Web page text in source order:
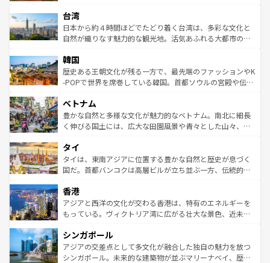
ならではの贅沢な旅のスタイルだ。 なお、新着のアメリカ
情報はコンテンツ一覧を参照してほしい。
れるおもてなしの心で訪れる人々を迎えてくれるハワイの
人々、おいしいローカルフードやハワイアンミュージッ
ク、伝統的なフラダンスなど、すべてがハワイの魅力を彩
ワイを、存分に味わってほしい。 なお、新着のハワイ情報
はコンテンツ一覧を参照してほしい。
リアリーフや大陸中央部にそびえるウルル（エアーズロッ
ク）、タスマニアの美しい原生林やケアンズの熱帯雨林な
ど、見どころがたくさん。また、カフェやワイン、オージ
いる。アクティビティも充実しており、サーフィンやダイ
ビング、ハイキングなど、アウトドア好きにはたまらな
い。オーストラリアの多彩な魅力を存分に味わいつくそ
参照してほしい。
台湾
日本から約４時間ほどでたどり着く台湾は、多彩な文化と
自然が織りなす魅力的な観光地。活気あふれる大都市の台
ン）、静ひつな山岳地帯である台湾東部など、都市の喧騒
と山間の静けさが共存しており、訪れる人に新しい発見と
驚きをもたらしてくれる。また、奥深い台湾の食文化も魅
容にもいいと評判のスイーツなど、バラエティ豊かな料理
が味わえる。 なお、新着の台湾情報は コンテンツ一覧を参
照してほしい。
韓国
歴史ある王朝文化が残る一方で、最先端のファッションやK
-POPで世界を席巻している韓国。首都ソウルの宮殿や伝統
き、地方に足を延ばせば四季折々の自然美を楽しむことが
できる。そして、キムチや焼肉、絶品のストリートフード
まで、さまざまな韓国料理が待っている。夜には、韓国な
リティに包まれながら、韓国の多彩な魅力を心ゆくまで味
わってみてほしい。 なお、新着の韓国情報はコンテンツ一
覧を参照してほしい。
ベトナム
豊かな自然と多様な文化が魅力的なベトナム。南北に細長
く伸びる国土には、広大な田園風景や青々とした山々、世
急速な発展と共に伝統が息づく。ハノイの古い町並みやホ
ーチミン市のフランス統治時代の建物も、独特の雰囲気を
醸し出している。また、バラエティの豊かさとおいしさで
とつ。フォーやバインミー、ベトナムコーヒーなどは、ぜ
ひ現地で味わいたい。どの地域を訪れてもあたたかい人々
が旅行者を迎えてくれるので、きっと忘れられない旅にな
参照してほしい。
タイ
タイは、東南アジアに位置する豊かな自然と歴史が息づく
国だ。首都バンコクは高層ビルが立ち並ぶ一方、伝統的な
の活気が交差している。北部ではチェンマイなどの山岳地
帯で自然と触れ合い、南部ではプーケットやクラビの美し
いビーチでリゾート気分を楽しむことができる。タイ料理
激する。気候は一年中温暖で、どの季節にも異なる楽しみ
が待っている。親しみやすいタイの人々、仏教を中心とし
た文化、そして多様な観光資源が、訪れる旅人を魅了し続
香港
アジアと西洋の文化が交わる香港は、特有のエネルギーを
もっている。ヴィクトリア湾に広がる壮大な景色、近未来
み、どこを訪れても感動するはず。観光スポットが密集し
ており、効率よく見どころを回れるのも魅力。息をのむよ
うな絶景から文化的な体験まで、香港を存分に楽しみ尽く
シンガポール
アジアの交差点として多文化が融合した独自の魅力を放つ
シンガポール。未来的な建築物が並ぶマリーナベイ、歴史